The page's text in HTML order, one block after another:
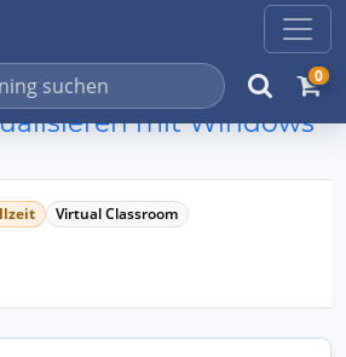
0
mit Windows
Virtual Classroom